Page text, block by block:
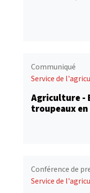
Communiqué
Service de
Agriculture -
troupeaux en
Conférence de
Service de